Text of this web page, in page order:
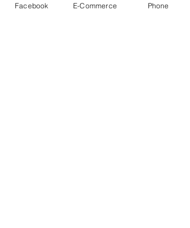
Facebook E-Commerce Phone